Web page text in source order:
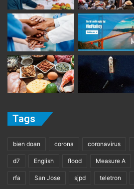
Tags
bien doan corona coronavirus
d7 English flood Measure A
rfa San Jose sjpd teletron